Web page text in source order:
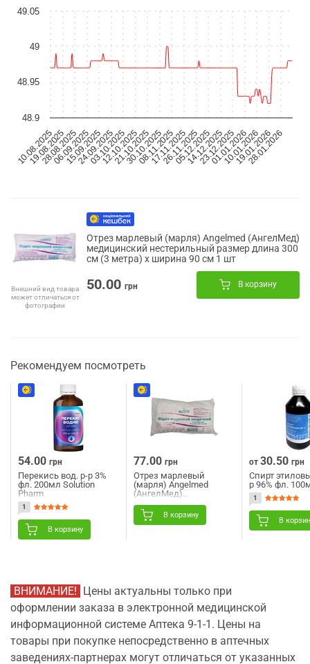
10.08.2025 08.11.2025
19.08.2025
28.08.2025
06.09.2025
15.09.2025
24.09.2025
03.10.2025
12.10.2025
21.10.2025
30.10.202517.11.2025
26.11.2025
05.12.2025
14.12.2025
23.12.2025
01.01.2026
10.01.2026
19.01.2026
28.01.2026
48.9
48.95
49
49.05
Внешний вид товара
может отличаться от
фотографии
Отрез марлевый (марля) Angelmed (АнгелМед)
медицинский нестерильный размер длина 300
см (3 метра) х ширина 90 см 1 шт
50.00 грн В корзину
Рекомендуем посмотреть
54.00 грн
Перекись вод. р-р 3%
фл. 200мл Solution
Pharm
1
В корзину
77.00 грн
Отрез марлевый
(марля) Angelmed
(АнгелМед)
нестерильный размер
длина 500 см (5
В корзину
от 30.50 грн
Спирт
р 96% фл.
1
В
ВНИМАНИЕ!
Цены актуальны только при
оформлении заказа в электронной медицинской
информационной системе Аптека 9-1-1. Цены на
товары при покупке непосредственно в аптечных
заведениях-партнерах могут отличаться от указанных